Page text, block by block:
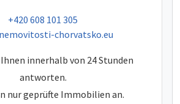
tel:
+420 608 101 305
chorvatsko.eu
innerhalb von 24 Stunden
antworten.
nur geprüfte Immobilien an.